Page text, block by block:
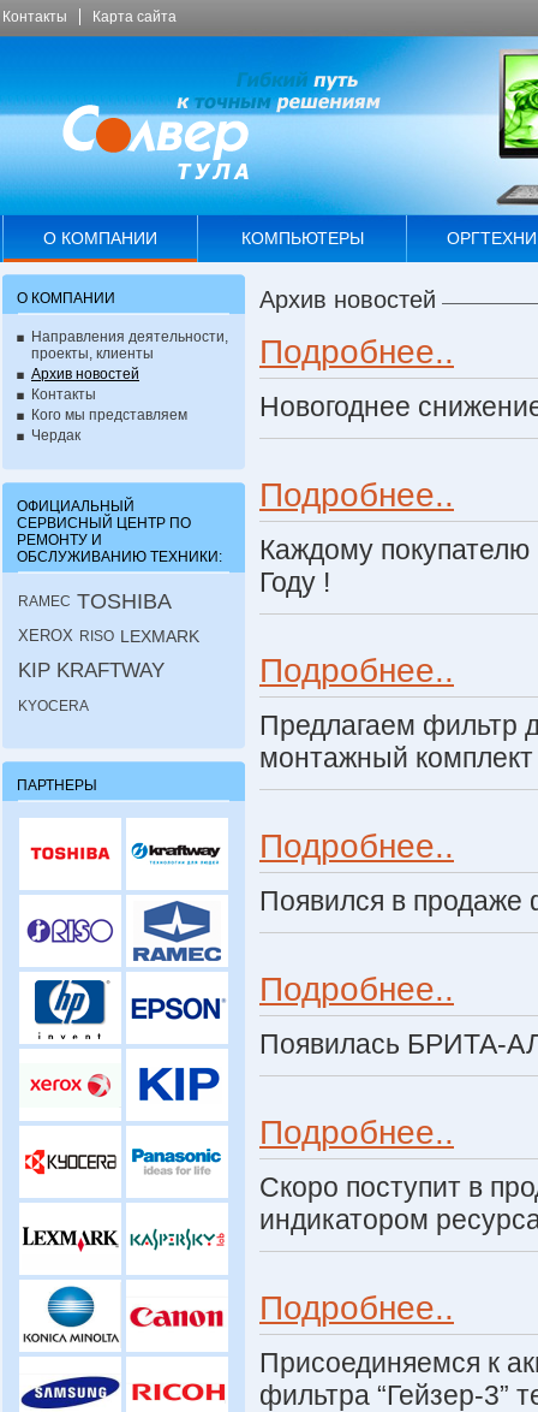
Контакты Карта сайта
О КОМПАНИИ КОМПЬЮТЕРЫ
Архив новостей
Подробнее..
Новогоднее
Подробнее..
Каждому
Году !
Подробнее..
Предлагаем фильтр
монтажный
Подробнее..
Появился в продаже
Подробнее..
Появилась БРИТА-
Подробнее..
Скоро поступит в
индикатором
Подробнее..
Присоединяемся к
фильтра “Гейзер-3”
О КОМПАНИИ
Направления деятельности,
проекты, клиенты
Архив новостей
Контакты
Кого мы представляем
Чердак
ОФИЦИАЛЬНЫЙ
СЕРВИСНЫЙ ЦЕНТР ПО
РЕМОНТУ И
ОБСЛУЖИВАНИЮ ТЕХНИКИ:
RAMEC TOSHIBA
XEROX RISO LEXMARK
KIP KRAFTWAY
KYOCERA
ПАРТНЕРЫ